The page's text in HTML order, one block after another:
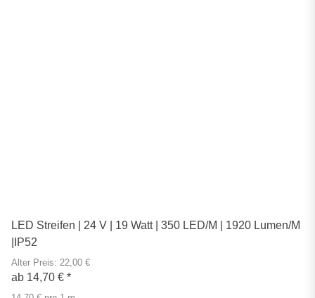
LED Streifen | 24 V | 19 Watt | 350 LED/M | 1920 Lumen/M
|IP52
Alter Preis: 22,00 €
ab 14,70 € *